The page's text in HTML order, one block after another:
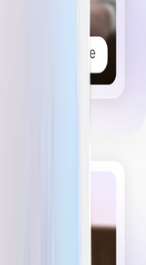
работы
стрима будут